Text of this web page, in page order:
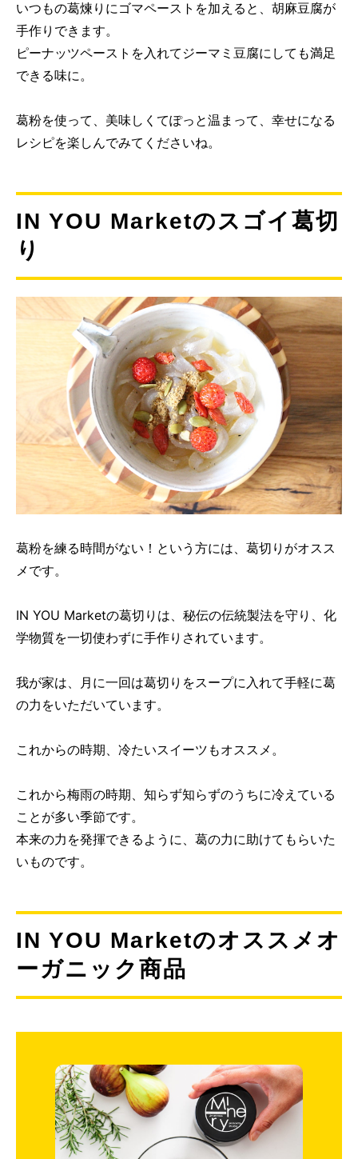
いつもの葛煉りにゴマペーストを加えると、胡麻豆腐が
手作りできます。
ピーナッツペーストを入れてジーマミ豆腐にしても満足
できる味に。
葛粉を使って、美味しくてぽっと温まって、幸せになる
レシピを楽しんでみてくださいね。
IN YOU Marketのスゴイ葛切
り
葛粉を練る時間がない！という方には、葛切りがオスス
メです。
IN YOU Marketの葛切りは、秘伝の伝統製法を守り、化
学物質を一切使わずに手作りされています。
我が家は、月に一回は葛切りをスープに入れて手軽に葛
の力をいただいています。
これからの時期、冷たいスイーツもオススメ。
これから梅雨の時期、知らず知らずのうちに冷えている
ことが多い季節です。
本来の力を発揮できるように、葛の力に助けてもらいた
いものです。
IN YOU Marketのオススメオ
ーガニック商品